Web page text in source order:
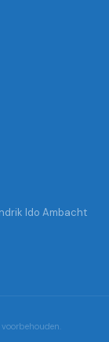
Ido Ambacht